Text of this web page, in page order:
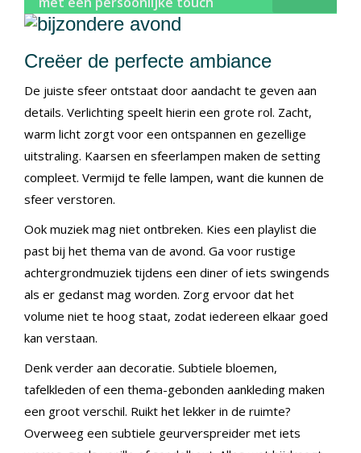
Creëer de perfecte ambiance
De juiste sfeer ontstaat door aandacht te geven aan
details. Verlichting speelt hierin een grote rol. Zacht,
warm licht zorgt voor een ontspannen en gezellige
uitstraling. Kaarsen en sfeerlampen maken de setting
compleet. Vermijd te felle lampen, want die kunnen de
sfeer verstoren.
Ook muziek mag niet ontbreken. Kies een playlist die
past bij het thema van de avond. Ga voor rustige
achtergrondmuziek tijdens een diner of iets swingends
als er gedanst mag worden. Zorg ervoor dat het
volume niet te hoog staat, zodat iedereen elkaar goed
kan verstaan.
Denk verder aan decoratie. Subtiele bloemen,
tafelkleden of een thema-gebonden aankleding maken
een groot verschil. Ruikt het lekker in de ruimte?
Overweeg een subtiele geurverspreider met iets